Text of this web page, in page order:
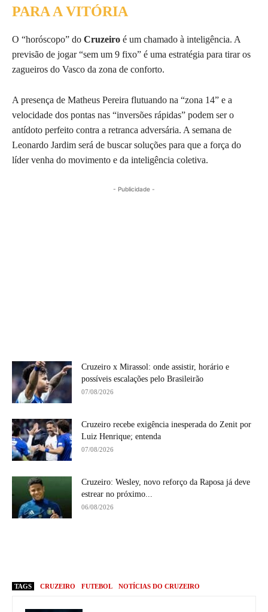
PARA A VITÓRIA
O “horóscopo” do Cruzeiro é um chamado à inteligência. A
previsão de jogar “sem um 9 fixo” é uma estratégia para tirar os
zagueiros do Vasco da zona de conforto.
A presença de Matheus Pereira flutuando na “zona 14” e a
velocidade dos pontas nas “inversões rápidas” podem ser o
antídoto perfeito contra a retranca adversária. A semana de
Leonardo Jardim será de buscar soluções para que a força do
líder venha do movimento e da inteligência coletiva.
- Publicidade -
Cruzeiro x Mirassol: onde assistir, horário e
possíveis escalações pelo Brasileirão
07/08/2026
Cruzeiro recebe exigência inesperada do Zenit por
Luiz Henrique; entenda
07/08/2026
Cruzeiro: Wesley, novo reforço da Raposa já deve
estrear no próximo...
06/08/2026
TAGS CRUZEIRO FUTEBOL NOTÍCIAS DO CRUZEIRO